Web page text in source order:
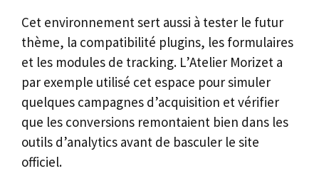
Cet environnement sert aussi à tester le futur
thème, la compatibilité plugins, les formulaires
et les modules de tracking. L’Atelier Morizet a
par exemple utilisé cet espace pour simuler
quelques campagnes d’acquisition et vérifier
que les conversions remontaient bien dans les
outils d’analytics avant de basculer le site
officiel.